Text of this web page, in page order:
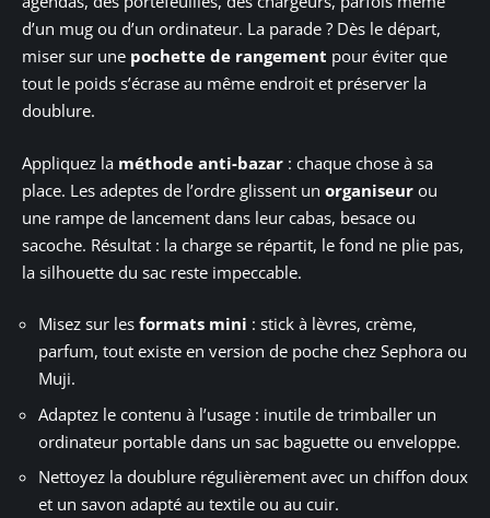
d’un mug ou d’un ordinateur. La parade ? Dès le départ,
miser sur une pochette de rangement pour éviter que
tout le poids s’écrase au même endroit et préserver la
doublure.
Appliquez la méthode anti-bazar : chaque chose à sa
place. Les adeptes de l’ordre glissent un organiseur ou
une rampe de lancement dans leur cabas, besace ou
sacoche. Résultat : la charge se répartit, le fond ne plie pas,
la silhouette du sac reste impeccable.
Misez sur les formats mini : stick à lèvres, crème,
parfum, tout existe en version de poche chez Sephora ou
Muji.
Adaptez le contenu à l’usage : inutile de trimballer un
ordinateur portable dans un sac baguette ou enveloppe.
Nettoyez la doublure régulièrement avec un chiffon doux
et un savon adapté au textile ou au cuir.